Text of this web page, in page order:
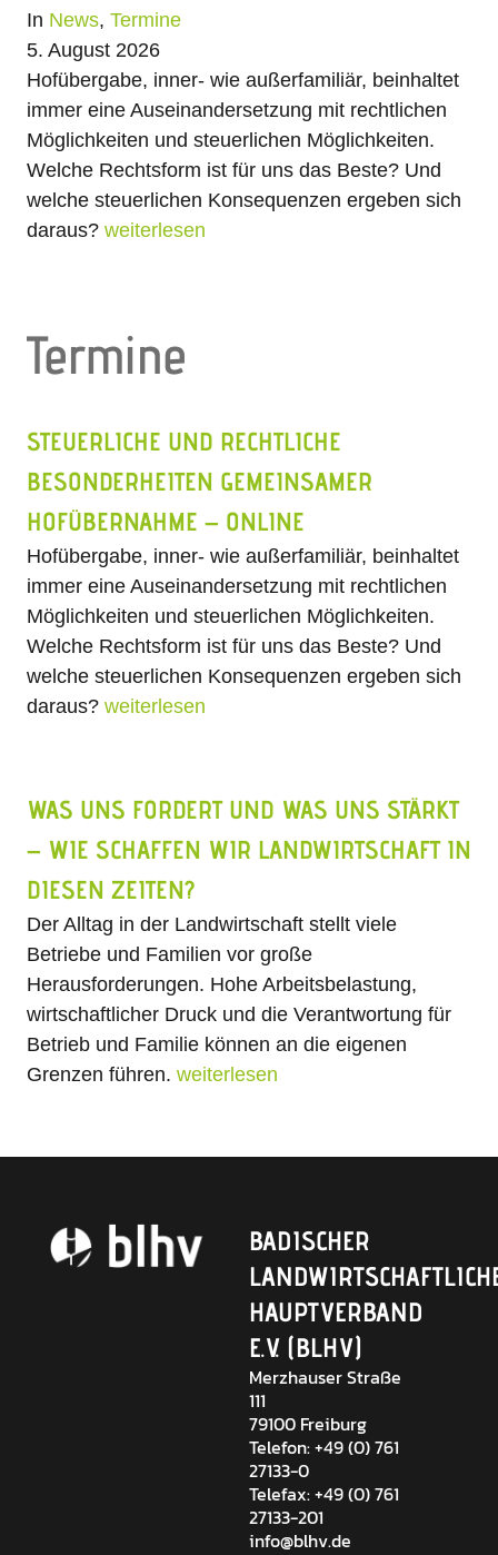
In News, Termine
5. August 2026
Hofübergabe, inner- wie außerfamiliär, beinhaltet
immer eine Auseinandersetzung mit rechtlichen
Möglichkeiten und steuerlichen Möglichkeiten.
Welche Rechtsform ist für uns das Beste? Und
welche steuerlichen Konsequenzen ergeben sich
daraus?weiterlesen
Termine
STEUERLICHE UND RECHTLICHE
BESONDERHEITEN GEMEINSAMER
HOFÜBERNAHME – ONLINE
Hofübergabe, inner- wie außerfamiliär, beinhaltet
immer eine Auseinandersetzung mit rechtlichen
Möglichkeiten und steuerlichen Möglichkeiten.
Welche Rechtsform ist für uns das Beste? Und
welche steuerlichen Konsequenzen ergeben sich
daraus?weiterlesen
WAS UNS FORDERT UND WAS UNS STÄRKT
– WIE SCHAFFEN WIR LANDWIRTSCHAFT IN
DIESEN ZEITEN?
Der Alltag in der Landwirtschaft stellt viele
Betriebe und Familien vor große
Herausforderungen. Hohe Arbeitsbelastung,
wirtschaftlicher Druck und die Verantwortung für
Betrieb und Familie können an die eigenen
Grenzen führen. weiterlesen
BADISCHER
HAUPTVERBAND
E.V. (BLHV)
Merzhauser Straße
111
79100 Freiburg
Telefon: +49 (0) 761
27133-0
Telefax: +49 (0) 761
27133-201
info@blhv.de